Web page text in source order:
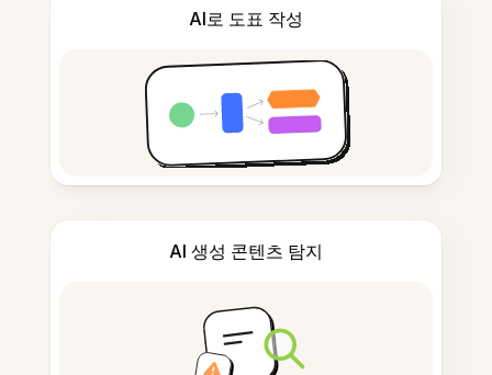
AI로 도표 작성
AI 생성 콘텐츠 탐지